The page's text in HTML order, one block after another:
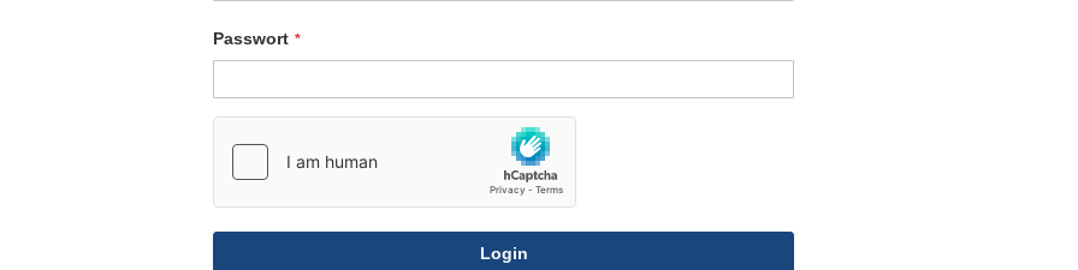
Passwort
Login